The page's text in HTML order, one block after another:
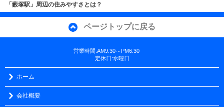
「藪塚駅」周辺の住みやすさとは？
ページトップに戻る
営業時間:AM9:30～PM6:30
定休日:水曜日
ホーム
会社概要